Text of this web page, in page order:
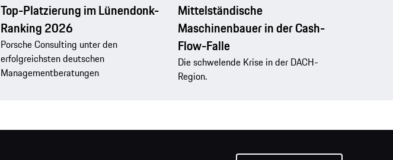
Top-Platzierung im Lünendonk-
Ranking 2026
Porsche Consulting unter den
erfolgreichsten deutschen
Managementberatungen
Mittelständische
Maschinenbauer in der Cash-
Flow-Falle
Die schwelende Krise in der DACH-
Region.